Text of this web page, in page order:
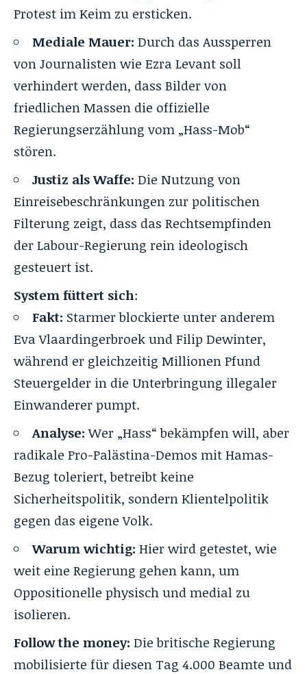
Protest im Keim zu ersticken.
Mediale Mauer: Durch das Aussperren
von Journalisten wie Ezra Levant soll
verhindert werden, dass Bilder von
friedlichen Massen die offizielle
Regierungserzählung vom „Hass-Mob“
stören.
Justiz als Waffe: Die Nutzung von
Einreisebeschränkungen zur politischen
Filterung zeigt, dass das Rechtsempfinden
der Labour-Regierung rein ideologisch
gesteuert ist.
System füttert sich:
Fakt: Starmer blockierte unter anderem
Eva Vlaardingerbroek und Filip Dewinter,
während er gleichzeitig Millionen Pfund
Steuergelder in die Unterbringung illegaler
Einwanderer pumpt.
Analyse:Wer „Hass“ bekämpfen will, aber
radikale Pro-Palästina-Demos mit Hamas-
Bezug toleriert, betreibt keine
Sicherheitspolitik, sondern Klientelpolitik
gegen das eigene Volk.
Warum wichtig: Hier wird getestet, wie
weit eine Regierung gehen kann, um
Oppositionelle physisch und medial zu
isolieren.
Follow the money: Die britische Regierung
mobilisierte für diesen Tag 4.000 Beamte und